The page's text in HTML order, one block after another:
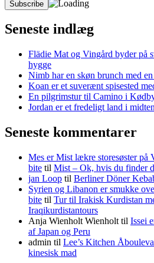
Seneste indlæg
Flädie Mat og Vingård byder på
hygge
Nimb har en skøn brunch med
Koan er et suverænt spisested
En pilgrimstur til Camino i
Jordan er et fredeligt land i
Seneste kommentarer
Mes er Mist lækre storesøster på
bite til Mist – Ok, hvis du finder
jan Loop til Berliner Döner
Syrien og Libanon er smukke
bite til Tur til Irakisk Kurdistan
Iraqikurdistantours
Anja Wienholt Wienholt til Issei
af Japan og Peru
admin til Lee’s Kitchen
kinesisk mad